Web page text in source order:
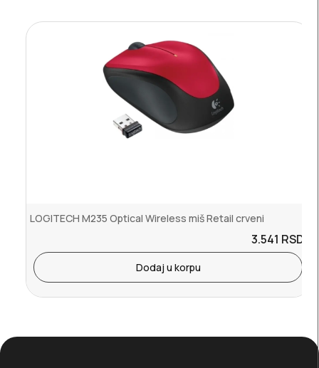
LOGITECH M235 Optical Wireless miš Retail crveni
3.541 RSD.
Dodaj u korpu